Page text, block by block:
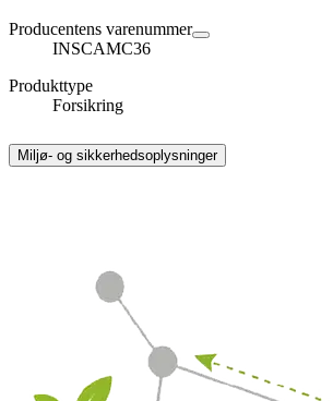
Producentens varenummer
INSCAMC36
Produkttype
Forsikring
Miljø- og sikkerhedsoplysninger